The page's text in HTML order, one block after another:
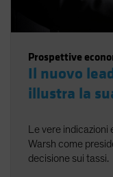
Prospettive
Il nuovo
illustra la
Le vere
Warsh come
decisione sui tassi.